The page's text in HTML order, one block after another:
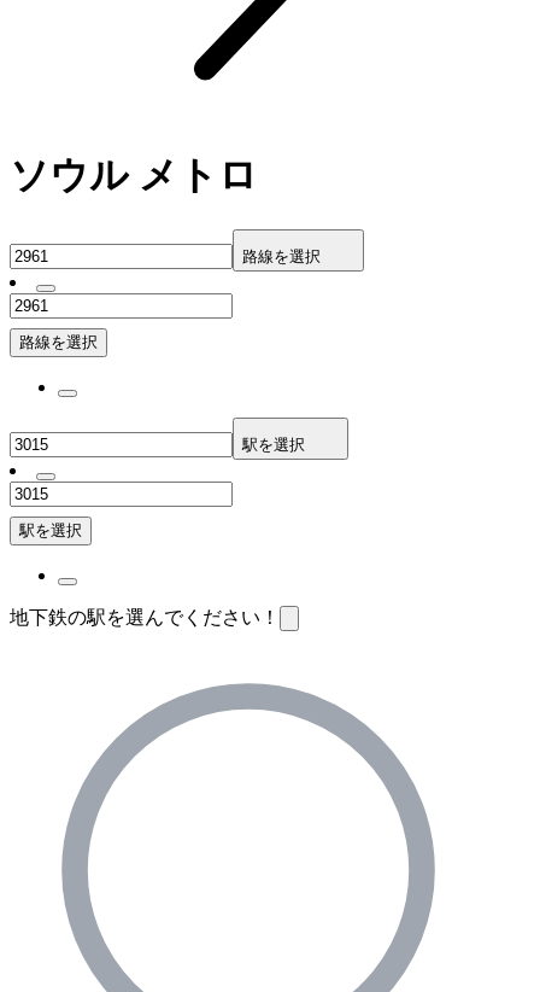
ソウル メトロ
路線を選択
路線を選択
駅を選択
駅を選択
地下鉄の駅を選んでください！